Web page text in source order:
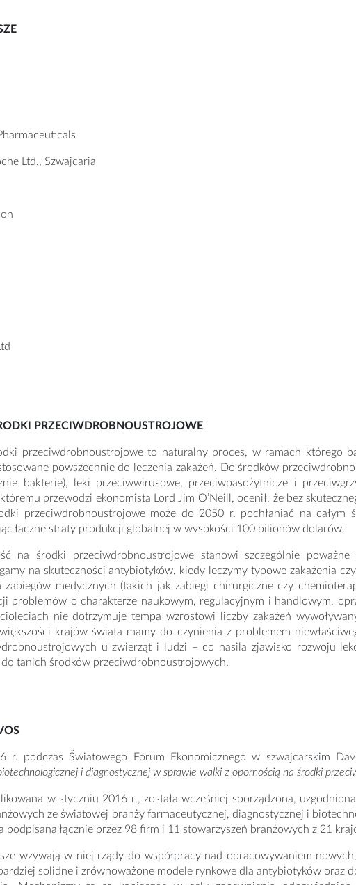
Ltd., Szwajcaria
PRZECIWDROBNOUSTROJOWE
przeciwdrobnoustrojowe to naturalny proces, w ramach którego
powszechnie do leczenia zakażeń. Do środków
bakterie), leki przeciwwirusowe, przeciwpasożytnicze i
przewodzi ekonomista Lord Jim O’Neill, ocenił, że bez
przeciwdrobnoustrojowe może do 2050 r. pochłaniać na całym
łączne straty produkcji globalnej w wysokości 100 bilionów dolarów.
na środki przeciwdrobnoustrojowe stanowi szczególnie poważne
na skuteczności antybiotyków, kiedy leczymy typowe zakażenia
zabiegów medycznych (takich jak zabiegi chirurgiczne czy
problemów o charakterze naukowym, regulacyjnym i handlowym,
nie dotrzymuje tempa wzrostowi liczby zakażeń
krajów świata mamy do czynienia z problemem
u zwierząt i ludzi – co nasila zjawisko rozwoju
tanich środków przeciwdrobnoustrojowych.
r. podczas Światowego Forum Ekonomicznego w szwajcarskim
i diagnostycznej w sprawie walki z opornością na środki
w styczniu 2016 r., została wcześniej sporządzona,
ze światowej branży farmaceutycznej, diagnostycznej i
podpisana łącznie przez 98 firm i 11 stowarzyszeń branżowych z 21
wzywają w niej rządy do współpracy nad opracowywaniem
solidne i zrównoważone modele rynkowe dla antybiotyków oraz